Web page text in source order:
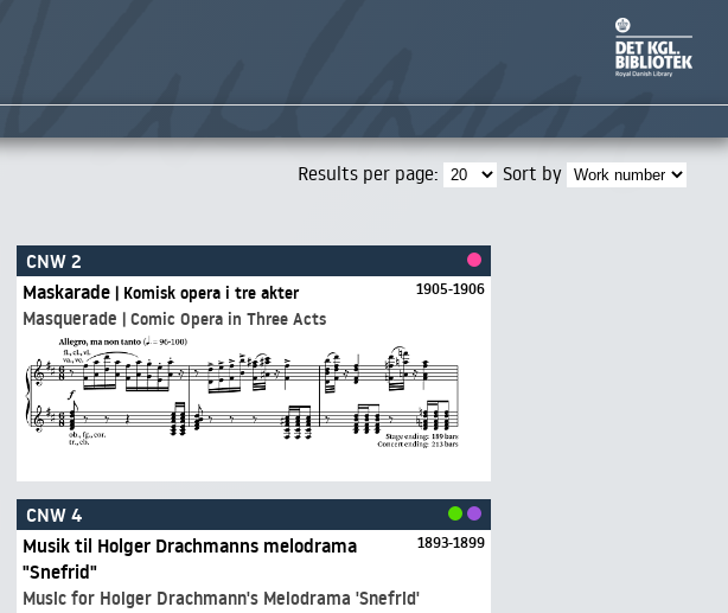
Sort by
Results per page:
CNW 2
1905-1906
Maskarade | Komisk opera i tre akter
Masquerade | Comic Opera in Three Acts
CNW 4
1893-1899
Musik til Holger Drachmanns melodrama
"Snefrid"
Music for Holger Drachmann's Melodrama 'Snefrid'